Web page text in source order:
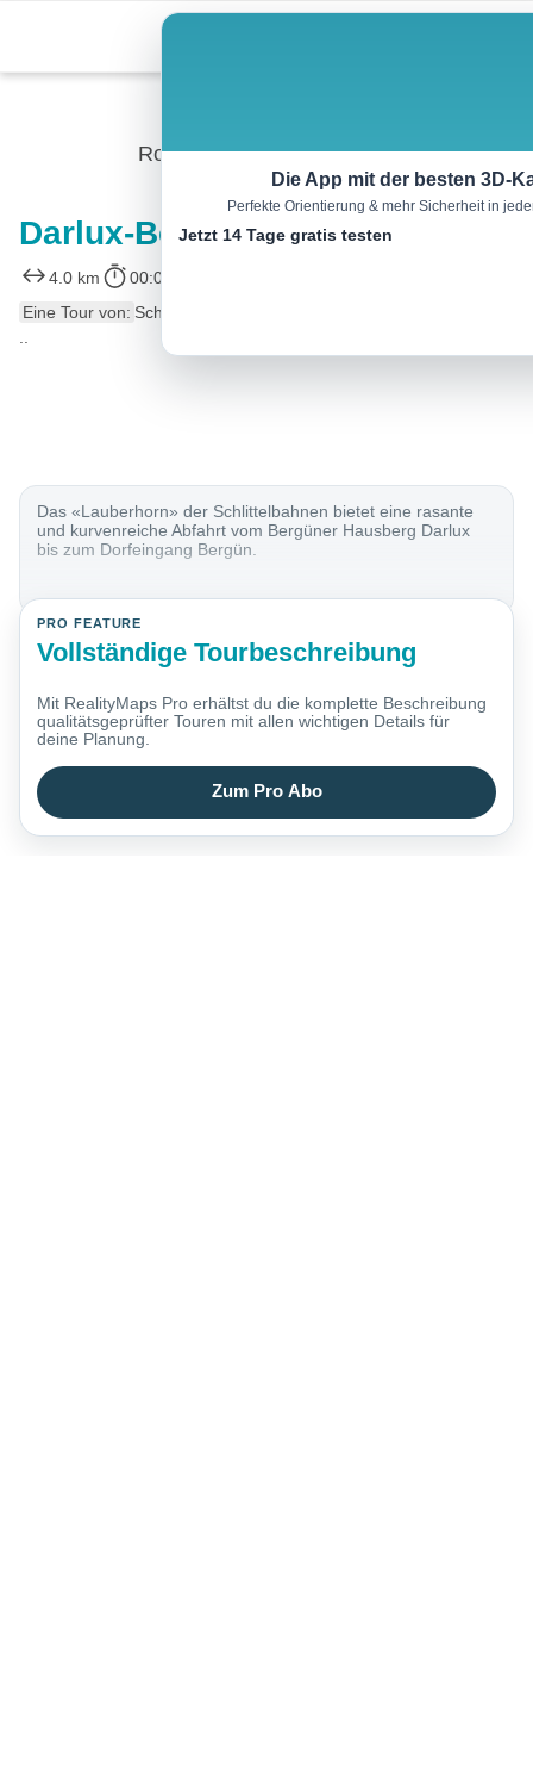
content
Rodeln
Darlux-Bergün-Schlittelbahn
4.0 km 00:00 h
Eine Tour von: SchweizMobil
Das «Lauberhorn» der Schlittelbahnen bietet eine rasante
und kurvenreiche Abfahrt vom Bergüner Hausberg Darlux
bis zum Dorfeingang Bergün.
PRO FEATURE
Vollständige Tourbeschreibung
Mit RealityMaps Pro erhältst du die komplette Beschreibung
qualitätsgeprüfter Touren mit allen wichtigen Details für
deine Planung.
Zum Pro Abo
Die App mit der besten 3D-
Perfekte Orientierung & mehr Sicherheit in
Jetzt 14 Tage gratis testen